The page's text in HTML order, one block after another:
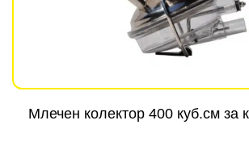
Млечен колектор 400 куб.см за